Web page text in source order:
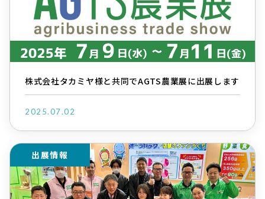
株式会社タカミヤ様と共同でAGTS農業展に出展します
2025.07.02
出展情報